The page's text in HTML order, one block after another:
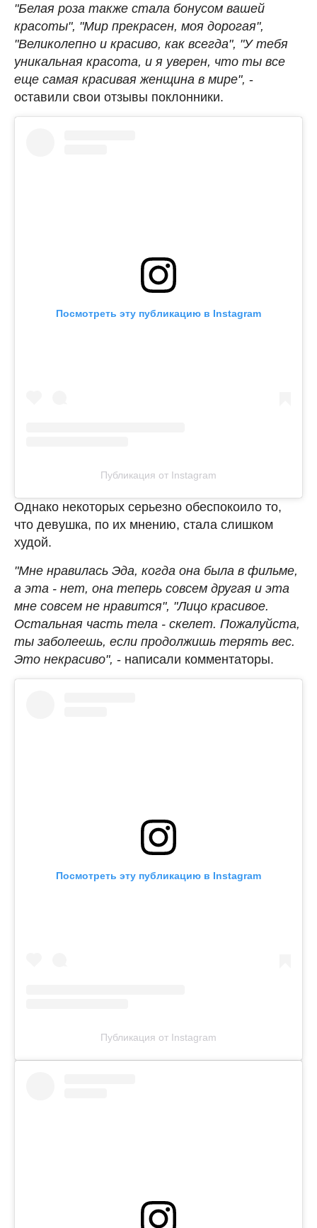
"Белая роза также стала бонусом вашей
красоты", "Мир прекрасен, моя дорогая",
"Великолепно и красиво, как всегда", "У тебя
уникальная красота, и я уверен, что ты все
еще самая красивая женщина в мире", -
оставили свои отзывы поклонники.
Посмотреть эту публикацию в Instagram
Публикация от Instagram
Однако некоторых серьезно обеспокоило то,
что девушка, по их мнению, стала слишком
худой.
"Мне нравилась Эда, когда она была в фильме,
а эта - нет, она теперь совсем другая и эта
мне совсем не нравится", "Лицо красивое.
Остальная часть тела - скелет. Пожалуйста,
ты заболеешь, если продолжишь терять вес.
Это некрасиво", - написали комментаторы.
Посмотреть эту публикацию в Instagram
Публикация от Instagram